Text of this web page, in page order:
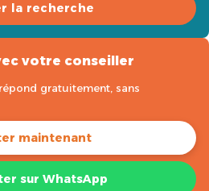
la recherche
votre conseiller
gratuitement, sans
maintenant
sur WhatsApp